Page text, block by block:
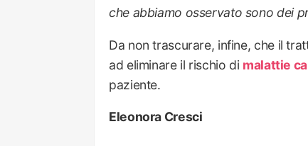
che abbiamo osservato sono dei
Da non trascurare, infine, che il
ad eliminare il rischio di malattie
paziente.
Eleonora Cresci